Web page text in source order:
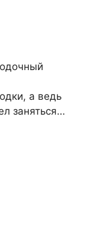
а ведь
заняться…